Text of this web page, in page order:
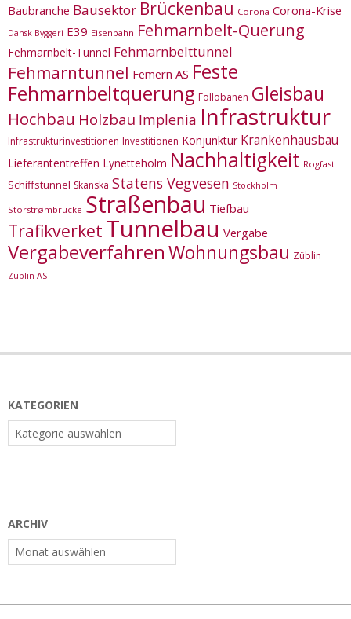
Baubranche Bausektor Brückenbau Corona Corona-Krise
Dansk Byggeri E39 Eisenbahn Fehmarnbelt-Querung
Fehmarnbelt-Tunnel Fehmarnbelttunnel
Fehmarntunnel Femern AS Feste
Fehmarnbeltquerung Follobanen Gleisbau
Hochbau Holzbau Implenia Infrastruktur
Infrastrukturinvestitionen Investitionen Konjunktur Krankenhausbau
Lieferantentreffen Lynetteholm Nachhaltigkeit Rogfast
Schiffstunnel Skanska Statens Vegvesen Stockholm
Storstrømbrücke Straßenbau Tiefbau
Trafikverket Tunnelbau Vergabe
VergabeverfahrenWohnungsbau Züblin
Züblin AS
KATEGORIEN
Kategorien
ARCHIV
Archiv